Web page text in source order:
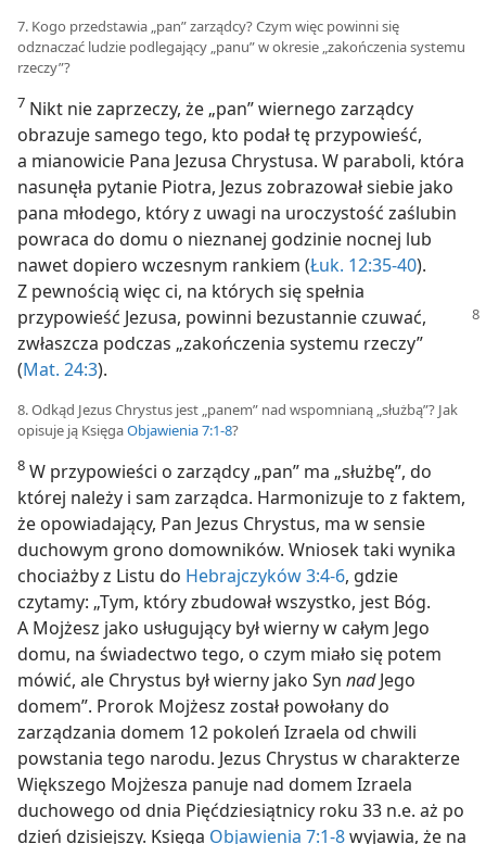
7. Kogo przedstawia „pan” zarządcy? Czym więc powinni się
odznaczać ludzie podlegający „panu” w okresie „zakończenia systemu
rzeczy”?
7 Nikt nie zaprzeczy, że „pan” wiernego zarządcy
obrazuje samego tego, kto podał tę przypowieść,
a mianowicie Pana Jezusa Chrystusa. W paraboli, która
nasunęła pytanie Piotra, Jezus zobrazował siebie jako
pana młodego, który z uwagi na uroczystość zaślubin
powraca do domu o nieznanej godzinie nocnej lub
nawet dopiero wczesnym rankiem (Łuk. 12:35-40).
Z pewnością więc ci, na których się spełnia
przypowieść Jezusa, powinni bezustannie czuwać,
zwłaszcza podczas „zakończenia systemu rzeczy”
(Mat. 24:3).
8. Odkąd Jezus Chrystus jest „panem” nad wspomnianą „służbą”? Jak
opisuje ją KsięgaObjawienia 7:1-8?
8 W przypowieści o zarządcy „pan” ma „służbę”, do
której należy i sam zarządca. Harmonizuje to z faktem,
że opowiadający, Pan Jezus Chrystus, ma w sensie
duchowym grono domowników. Wniosek taki wynika
chociażby z Listu do Hebrajczyków 3:4-6, gdzie
czytamy: „Tym, który zbudował wszystko, jest Bóg.
A Mojżesz jako usługujący był wierny w całym Jego
domu, na świadectwo tego, o czym miało się potem
mówić, ale Chrystus był wierny jako Syn nadJego
domem”. Prorok Mojżesz został powołany do
zarządzania domem 12 pokoleń Izraela od chwili
powstania tego narodu. Jezus Chrystus w charakterze
Większego Mojżesza panuje nad domem Izraela
duchowego od dnia Pięćdziesiątnicy roku 33 n.e. aż po
dzień dzisiejszy. Księga Objawienia 7:1-8wyjawia, że na